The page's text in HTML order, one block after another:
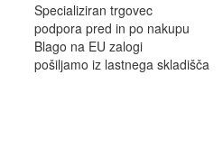
Specializiran trgovec
podpora pred in po nakupu
Blago na EU zalogi
pošiljamo iz lastnega skladišča